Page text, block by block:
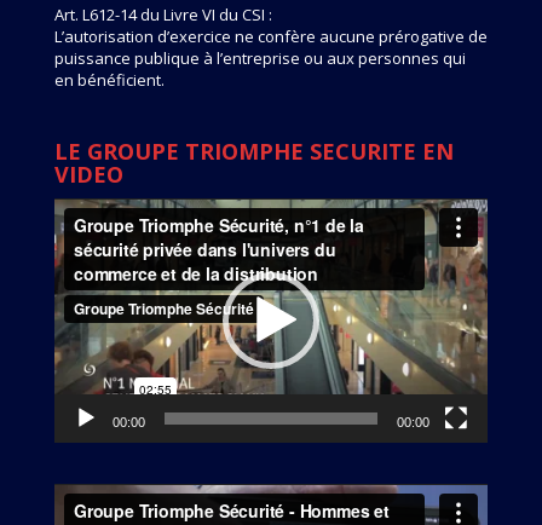
Art. L612-14 du Livre VI du CSI :
L’autorisation d’exercice ne confère aucune prérogative de
puissance publique à l’entreprise ou aux personnes qui
en bénéficient.
LE GROUPE TRIOMPHE SECURITE EN
VIDEO
Lecteur
vidéo
00:00 00:00
Lecteur
vidéo